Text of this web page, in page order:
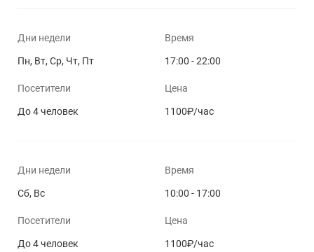
Дни недели
Пн, Вт, Ср, Чт, Пт
Время
17:00 - 22:00
Посетители
До 4 человек
Цена
1100₽/час
Дни недели
Сб, Вс
Время
10:00 - 17:00
Посетители
До 4 человек
Цена
1100₽/час